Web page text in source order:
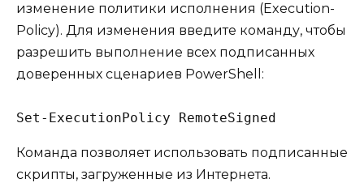
изменение политики исполнения (Execution-
Policy). Для изменения введите команду, чтобы
разрешить выполнение всех подписанных
доверенных сценариев PowerShell:
Set-ExecutionPolicy RemoteSigned
Команда позволяет использовать подписанные
скрипты, загруженные из Интернета.